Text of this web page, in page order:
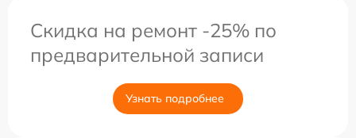
Скидка на ремонт -25% по
предварительной записи
Узнать подробнее